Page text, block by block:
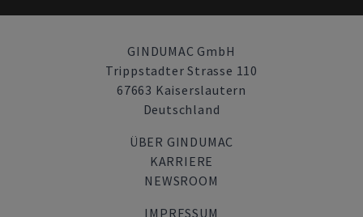
GINDUMAC GmbH
Trippstadter Strasse 110
67663 Kaiserslautern
Deutschland
ÜBER GINDUMAC
KARRIERE
NEWSROOM
IMPRESSUM